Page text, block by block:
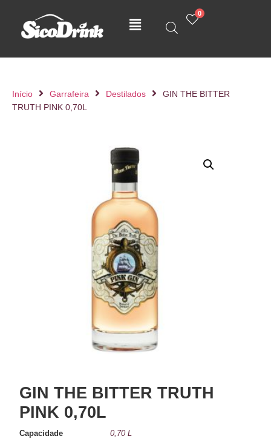
0
Início Garrafeira Destilados
GIN THE BITTER
TRUTH PINK 0,70L
GIN THE BITTER TRUTH
PINK 0,70L
Capacidade 0,70 L